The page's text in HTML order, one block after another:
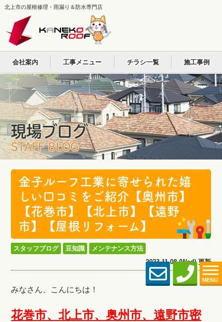
北上市の屋根修理・雨漏り＆防水専門店
MENU
会社案内 工事メニュー チラシ一覧 施工事例
現場ブログ
STAFF BLOG
金子ルーフ工業に寄せられた嬉
しい口コミをご紹介【奥州市】
【花巻市】【北上市】【遠野
市】【屋根リフォーム】
スタッフブログ 豆知識
メンテナンス方法
2023.11.08 (Wed) 更新
みなさん、こんにちは！
花巻市、北上市、奥州市、遠野市密